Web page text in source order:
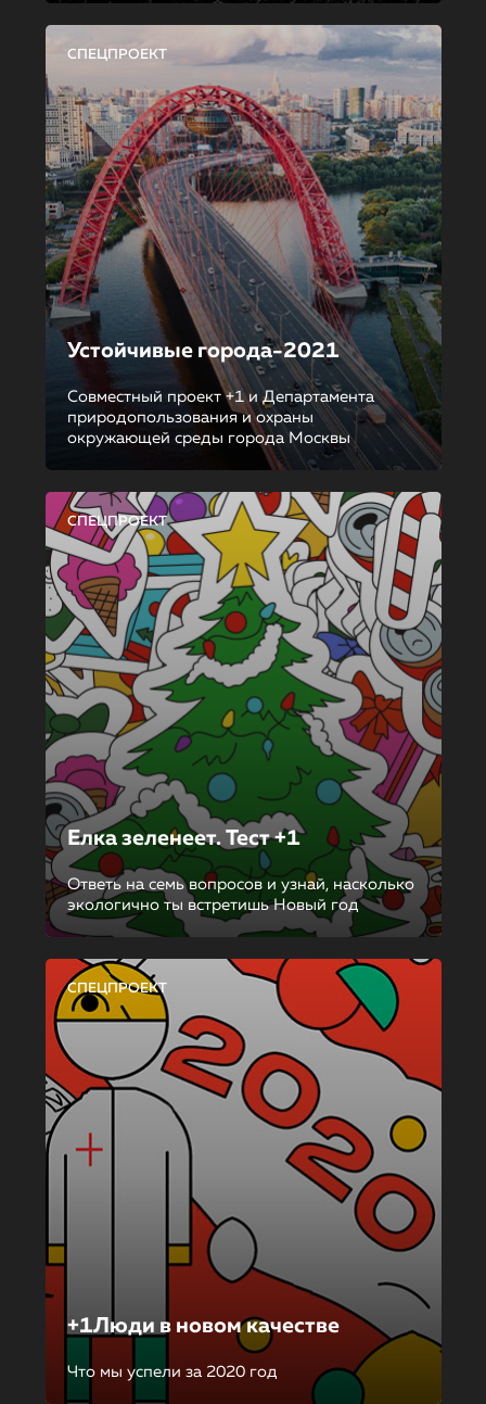
СПЕЦПРОЕКТ
Устойчивые города-2021
Совместный проект +1 и Департамента
природопользования и охраны
окружающей среды города Москвы
СПЕЦПРОЕКТ
Елка зеленеет. Тест +1
Ответь на семь вопросов и узнай, насколько
экологично ты встретишь Новый год
СПЕЦПРОЕКТ
+1Люди в новом качестве
Что мы успели за 2020 год